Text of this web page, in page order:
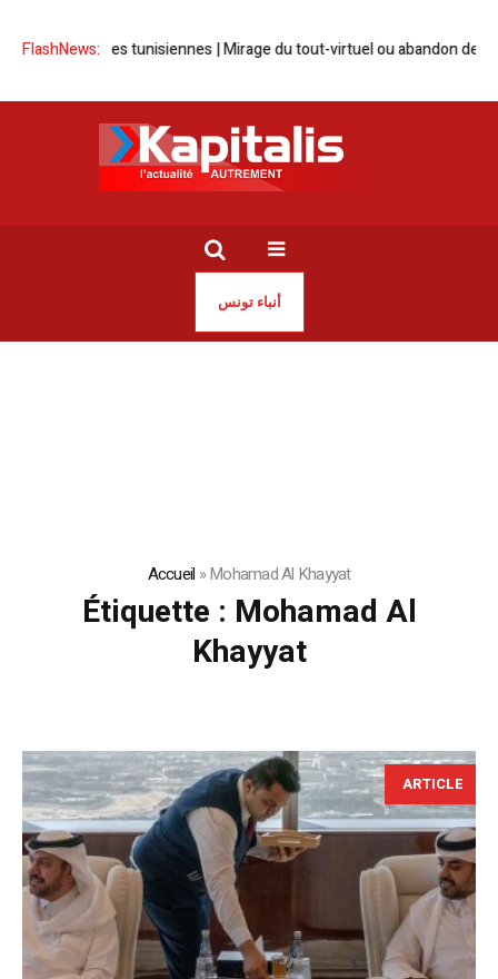
FlashNews:
Banques tunisiennes | Mirage du tout-virtuel ou abandon de
أنباء تونس
Accueil »Mohamad Al Khayyat
Étiquette : Mohamad Al
Khayyat
ARTICLE